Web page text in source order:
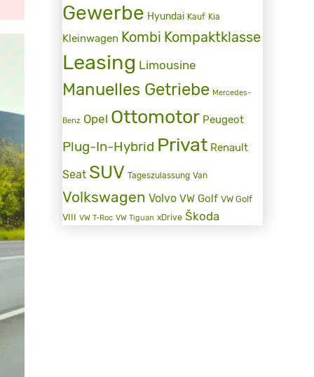
Gewerbe Hyundai Kauf Kia
Kleinwagen Kombi Kompaktklasse
Leasing Limousine
Manuelles Getriebe Mercedes-
Benz Opel Ottomotor Peugeot
Plug-In-Hybrid Privat Renault
Seat SUV Tageszulassung Van
Volkswagen Volvo VW Golf VW Golf
VIII VW T-Roc VW Tiguan xDrive Škoda